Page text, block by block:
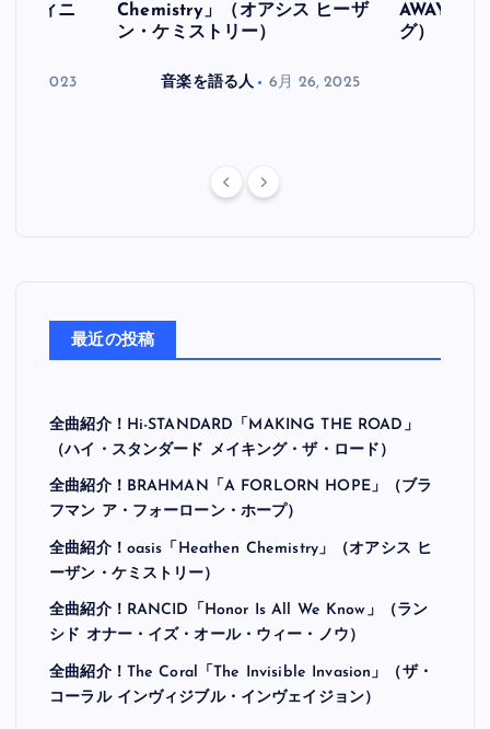
フィニ
30, 2023
Chemistry」（オアシス ヒーザ
ン・ケミストリー）
音楽を語る人 6月 26, 2025
AWAY」
グ）
最近の投稿
全曲紹介！Hi-STANDARD「MAKING THE ROAD」
（ハイ・スタンダード メイキング・ザ・ロード）
全曲紹介！BRAHMAN「A FORLORN HOPE」（ブラ
フマン ア・フォーローン・ホープ）
全曲紹介！oasis「Heathen Chemistry」（オアシス ヒ
ーザン・ケミストリー）
全曲紹介！RANCID「Honor Is All We Know」（ラン
シド オナー・イズ・オール・ウィー・ノウ）
全曲紹介！The Coral「The Invisible Invasion」（ザ・
コーラル インヴィジブル・インヴェイジョン）